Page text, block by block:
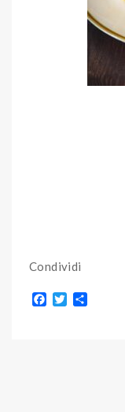
Condividi
T